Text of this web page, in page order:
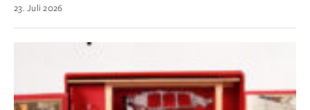
23. Juli 2026